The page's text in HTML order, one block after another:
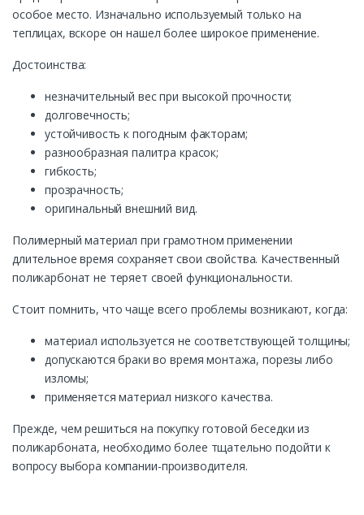
особое место. Изначально используемый только на
теплицах, вскоре он нашел более широкое применение.
Достоинства:
незначительный вес при высокой прочности;
долговечность;
устойчивость к погодным факторам;
разнообразная палитра красок;
гибкость;
прозрачность;
оригинальный внешний вид.
Полимерный материал при грамотном применении
длительное время сохраняет свои свойства. Качественный
поликарбонат не теряет своей функциональности.
Стоит помнить, что чаще всего проблемы возникают, когда:
материал используется не соответствующей толщины;
допускаются браки во время монтажа, порезы либо
изломы;
применяется материал низкого качества.
Прежде, чем решиться на покупку готовой беседки из
поликарбоната, необходимо более тщательно подойти к
вопросу выбора компании-производителя.